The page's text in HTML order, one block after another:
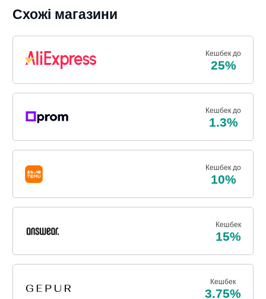
Схожі магазини
Кешбек до
25%
Кешбек до
1.3%
Кешбек до
10%
Кешбек
15%
Кешбек
3.75%